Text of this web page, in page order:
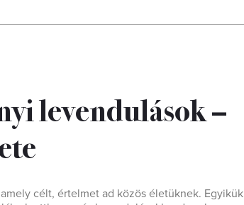
levendulások –
célt, értelmet ad közös életüknek. Egyikük